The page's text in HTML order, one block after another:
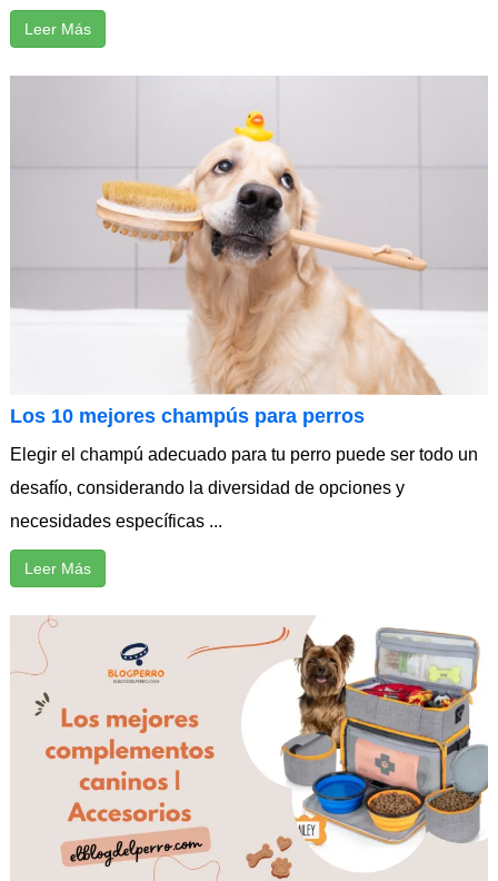
Leer Más
Los 10 mejores champús para perros
Elegir el champú adecuado para tu perro puede ser todo un
desafío, considerando la diversidad de opciones y
necesidades específicas ...
Leer Más